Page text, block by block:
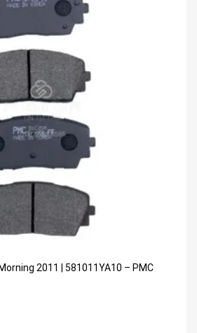
2011 | 581011YA10 – PMC